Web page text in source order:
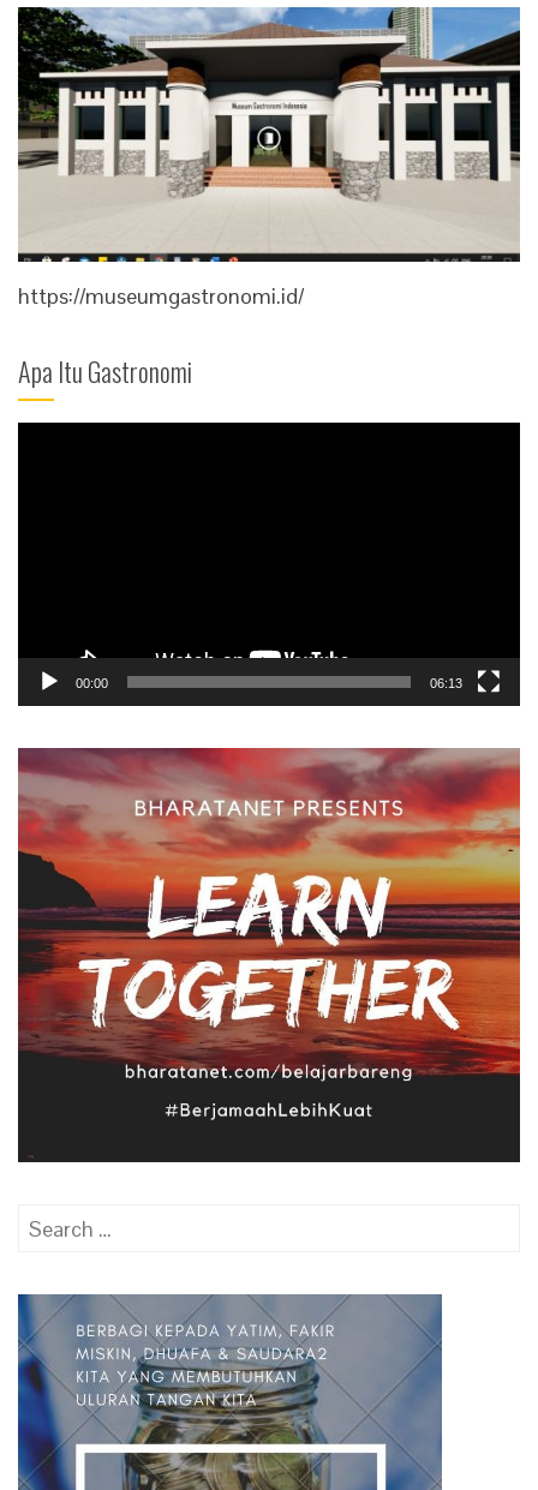
https://museumgastronomi.id/
Apa Itu Gastronomi
00:00 06:13
Search